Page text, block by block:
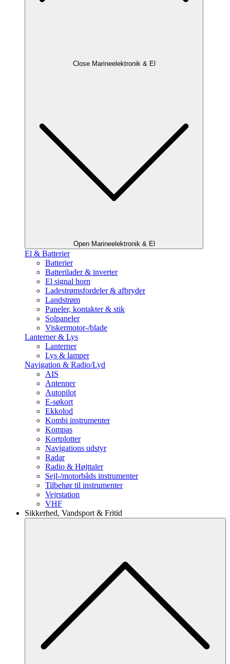
Close Marineelektronik & El
Open Marineelektronik & El
El & Batterier
Batterier
Batterilader & inverter
El signal horn
Ladestrømsfordeler & afbryder
Landstrøm
Paneler, kontakter & stik
Solpaneler
Viskermotor-/blade
Lanterner & Lys
Lanterner
Lys & lamper
Navigation & Radio/Lyd
AIS
Antenner
Autopilot
E-søkort
Ekkolod
Kombi instrumenter
Kompas
Kortplotter
Navigations udstyr
Radar
Radio & Højttaler
Sejl-/motorbåds instrumenter
Tilbehør til instrumenter
Vejrstation
VHF
Sikkerhed, Vandsport & Fritid